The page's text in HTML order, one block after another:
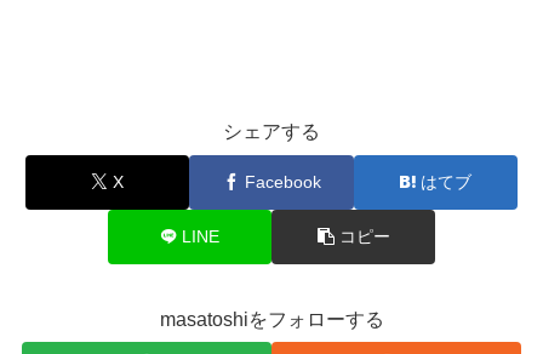
シェアする
X Facebook はてブ
LINE コピー
masatoshiをフォローする